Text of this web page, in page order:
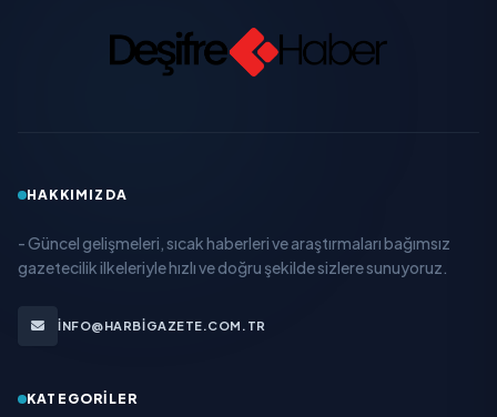
HAKKIMIZDA
- Güncel gelişmeleri, sıcak haberleri ve araştırmaları bağımsız
gazetecilik ilkeleriyle hızlı ve doğru şekilde sizlere sunuyoruz.
INFO@HARBIGAZETE.COM.TR
KATEGORILER